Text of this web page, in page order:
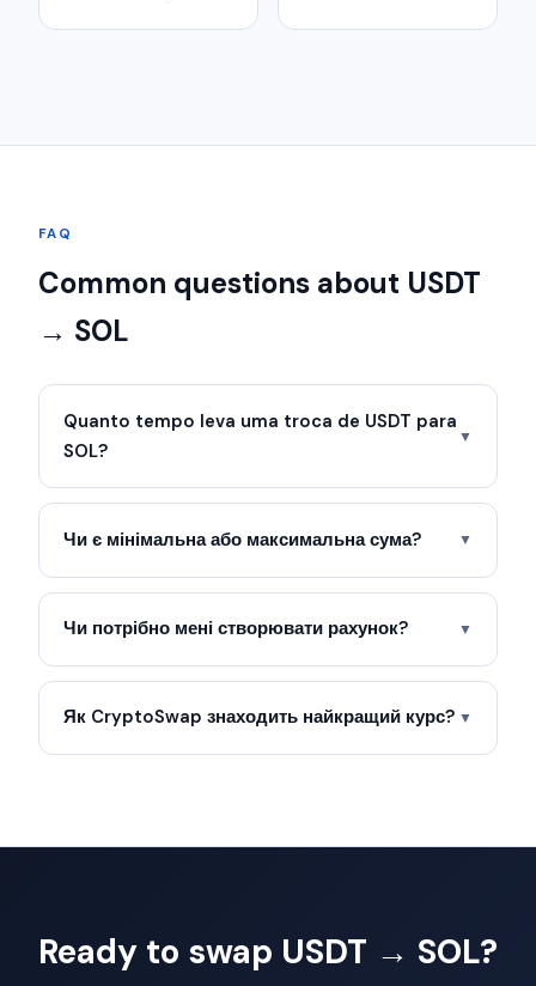
FAQ
Common questions about USDT
→ SOL
Quanto tempo leva uma troca de USDT para
SOL?
▼
Чи є мінімальна або максимальна сума? ▼
Чи потрібно мені створювати рахунок? ▼
Як CryptoSwap знаходить найкращий курс? ▼
Ready to swap USDT → SOL?